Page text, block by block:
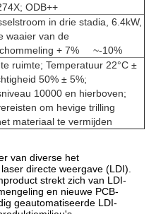
ODB++
in drie stadia, 6.4kW,
waaier van de
+ 7% ~-10%
ruimte; Temperatuur 22°C ±
50% ± 5%;
10000 en hierboven;
om hevige trilling
materiaal te vermijden
van diverse het
directe weergave (LDI).
strekt zich van LDI-
en nieuwe PCB-
geautomatiseerde LDI-